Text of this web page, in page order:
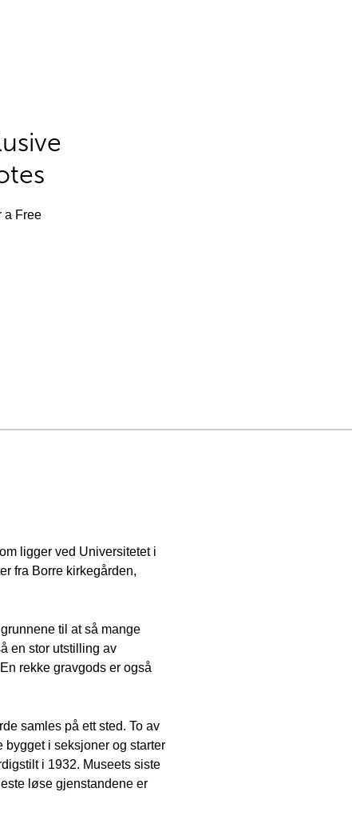
a Free
ligger ved Universitetet i
fra Borre kirkegården,
til at så mange
en stor utstilling av
rekke gravgods er også
samles på ett sted. To av
i seksjoner og starter
i 1932. Museets siste
løse gjenstandene er